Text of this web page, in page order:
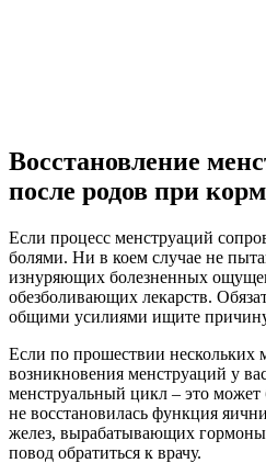
Восстановление
после родов при
Если процесс менструаций
болями. Ни в коем случае не
изнуряющих болезненных
обезболивающих лекарств.
общими усилиями ищите причину
Если по прошествии нескольких
возникновения менструаций у
менструальный цикл – это может
не восстановилась функция
желез, вырабатывающих
повод обратиться к врачу.